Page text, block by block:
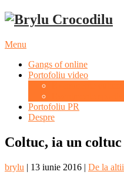
Menu
Gangs of online
Portofoliu video
Portofoliu PR
Despre
Coltuc, ia un coltuc
brylu | 13 iunie 2016 | De la altii